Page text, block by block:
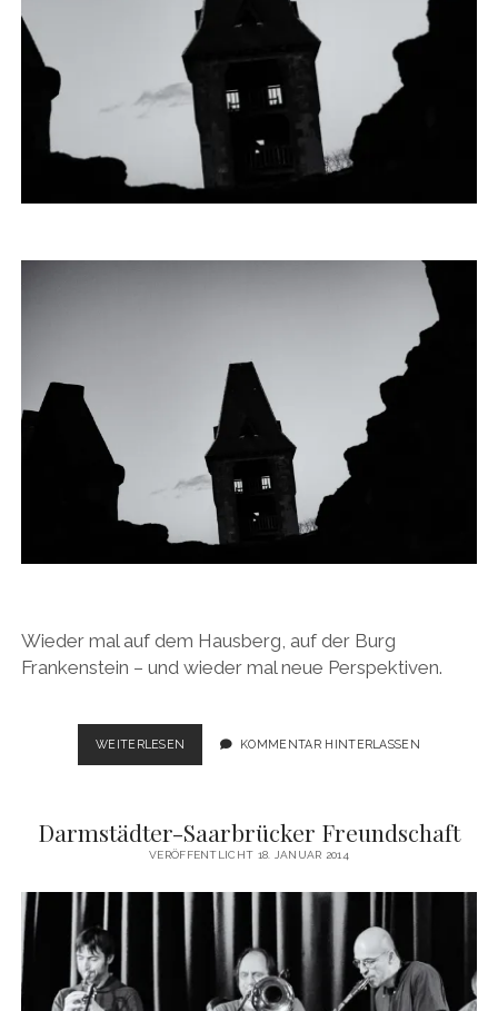
Wieder mal auf dem Hausberg, auf der Burg
Frankenstein – und wieder mal neue Perspektiven.
WEITERLESEN
BLICK…
KOMMENTAR HINTERLASSEN
Darmstädter-Saarbrücker Freundschaft
VERÖFFENTLICHT 18. JANUAR 2014